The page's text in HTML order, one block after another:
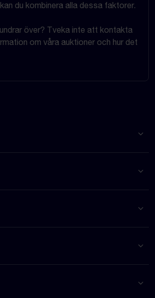
du kombinera alla dessa faktorer.
över? Tveka inte att kontakta
om våra auktioner och hur det